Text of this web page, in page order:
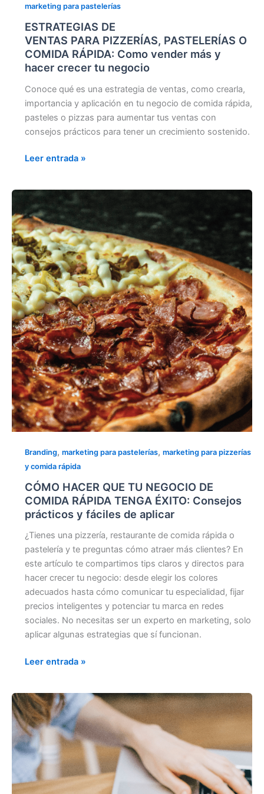
marketing para pastelerías
ESTRATEGIAS DE
VENTAS PARA PIZZERÍAS, PASTELERÍAS O
COMIDA RÁPIDA: Como vender más y
hacer crecer tu negocio
Conoce qué es una estrategia de ventas, como crearla,
importancia y aplicación en tu negocio de comida rápida,
pasteles o pizzas para aumentar tus ventas con
consejos prácticos para tener un crecimiento sostenido.
Leer entrada »
Branding, marketing para pastelerías, marketing para pizzerías
y comida rápida
CÓMO HACER QUE TU NEGOCIO DE
COMIDA RÁPIDA TENGA ÉXITO: Consejos
prácticos y fáciles de aplicar
¿Tienes una pizzería, restaurante de comida rápida o
pastelería y te preguntas cómo atraer más clientes? En
este artículo te compartimos tips claros y directos para
hacer crecer tu negocio: desde elegir los colores
adecuados hasta cómo comunicar tu especialidad, fijar
precios inteligentes y potenciar tu marca en redes
sociales. No necesitas ser un experto en marketing, solo
aplicar algunas estrategias que sí funcionan.
CÓMO
HACER
QUE
TU
NEGOCIO
DE
COMIDA
RÁPIDA
TENGA
ÉXITO: Consejos
prácticos
y
fáciles
de
aplicar
Leer entrada »
¿CÓMO
PERSUADIR
A
TUS
COMENSALES
LOGRAR